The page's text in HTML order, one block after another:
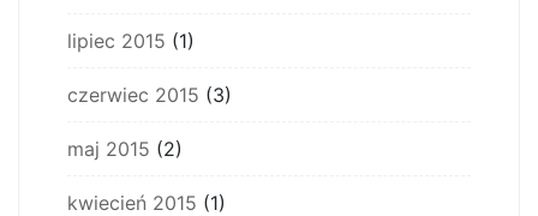
lipiec 2015 (1)
czerwiec 2015 (3)
maj 2015 (2)
kwiecień 2015 (1)